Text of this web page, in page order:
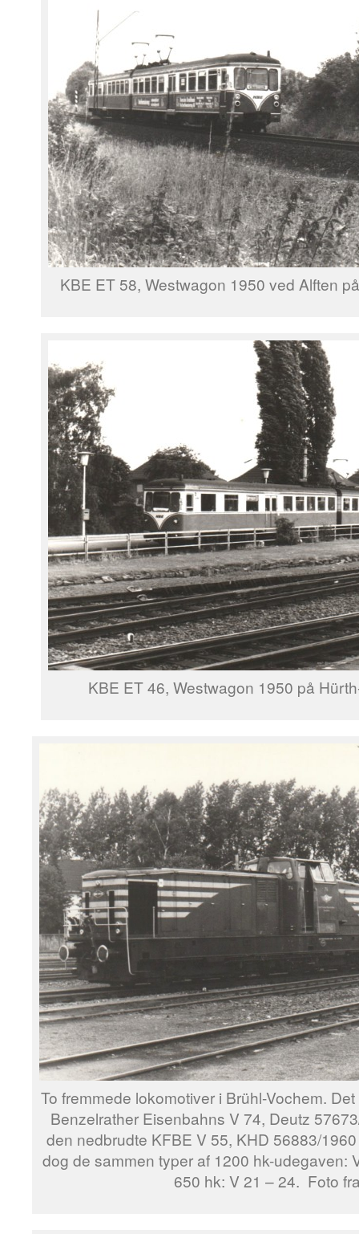
KBE ET 58, Westwagon 1950 ved Alften
KBE ET 46, Westwagon 1950 på
To fremmede lokomotiver i Brühl-Vochem.
Benzelrather Eisenbahns V 74, Deutz
den nedbrudte KFBE V 55, KHD 56883/
dog de sammen typer af 1200 hk-udegaven:
650 hk: V 21 – 24. Foto